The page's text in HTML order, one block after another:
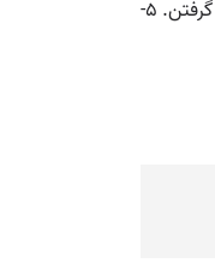
( مصدر ) خواهد برد ببر برنده برده ). ۱- چیزی را از جایی بجای دیگر رسانیدن حمل کردن نقل کردن مقابل آوردن. ۲- حرکت دادن. ۳- دفع کردن جدا کردن. ۴- زن گرفتن همسر گرفتن. ۵-